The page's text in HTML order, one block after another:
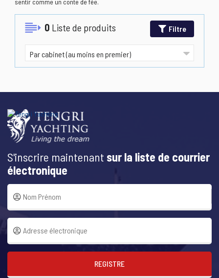
sentir comme un conte de fée.
0 Liste de produits Filtre
S'inscrire maintenant sur la liste de courrier
électronique
REGISTRE